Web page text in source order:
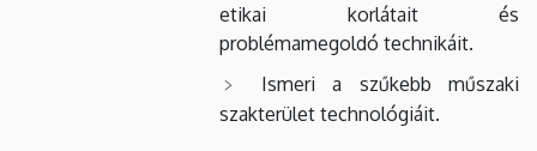
etikai korlátait és
problémamegoldó technikáit.
Ismeri a szűkebb műszaki
szakterület technológiáit.